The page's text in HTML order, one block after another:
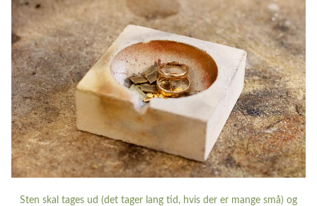
Sten skal tages ud (det tager lang tid, hvis der er mange små) og